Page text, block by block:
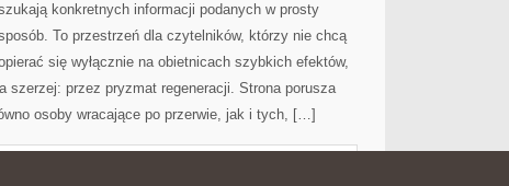
konkretnych informacji podanych w prosty
To przestrzeń dla czytelników, którzy nie chcą
się wyłącznie na obietnicach szybkich efektów,
szerzej: przez pryzmat regeneracji. Strona porusza
osoby wracające po przerwie, jak i tych, […]